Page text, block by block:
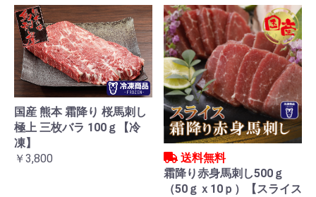
国産 熊本 霜降り 桜馬刺し
極上 三枚バラ 100ｇ【冷
凍】
￥3,800
送料無料
霜降り赤身馬刺し500ｇ
（50ｇｘ10ｐ）【スライス